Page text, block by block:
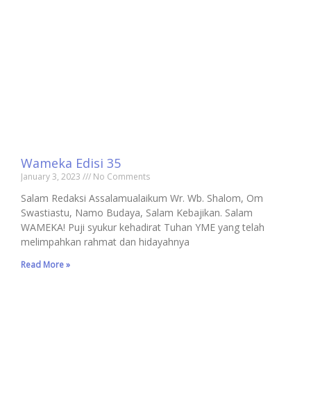
Wameka Edisi 35
January 3, 2023 No Comments
Salam Redaksi Assalamualaikum Wr. Wb. Shalom, Om
Swastiastu, Namo Budaya, Salam Kebajikan. Salam
WAMEKA! Puji syukur kehadirat Tuhan YME yang telah
melimpahkan rahmat dan hidayahnya
Read More »